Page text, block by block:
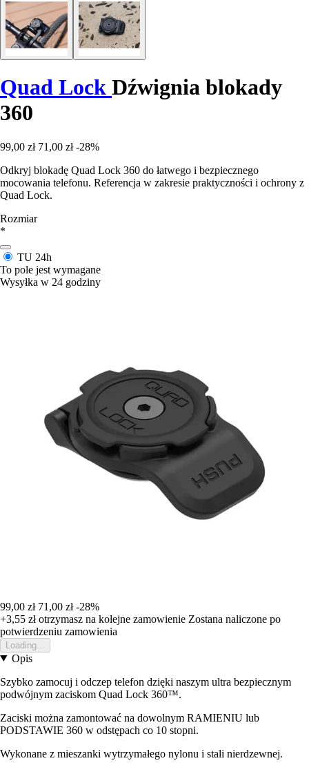
Quad Lock Dźwignia blokady
360
99,00 zł 71,00 zł -28%
Odkryj blokadę Quad Lock 360 do łatwego i bezpiecznego
mocowania telefonu. Referencja w zakresie praktyczności i ochrony z
Quad Lock.
Rozmiar
*
TU 24h
To pole jest wymagane
Wysyłka w 24 godziny
99,00 zł 71,00 zł -28%
+3,55 złotrzymasz na kolejne zamowienie Zostana naliczone po
potwierdzeniu zamowienia
Loading...
Opis
Szybko zamocuj i odczep telefon dzięki naszym ultra bezpiecznym
podwójnym zaciskom Quad Lock 360™.
Zaciski można zamontować na dowolnym RAMIENIU lub
PODSTAWIE 360 w odstępach co 10 stopni.
Wykonane z mieszanki wytrzymałego nylonu i stali nierdzewnej.